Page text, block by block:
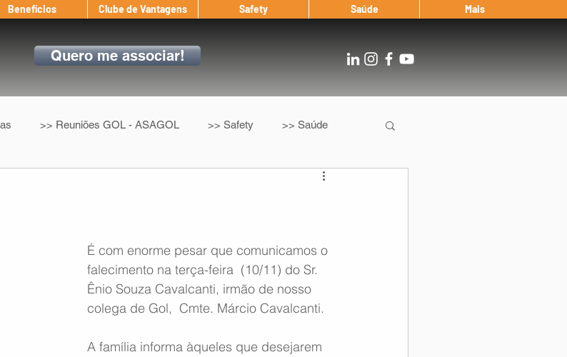
Benefícios Clube de Vantagens Safety Saúde Mais
Quero me associar!
>> Reuniões GOL - ASAGOL >> Safety >> Saúde
Coletiva After Landing
Teste ICAO Fadigômetro Notícias
É com enorme pesar que comunicamos o
falecimento na terça-feira  (10/11) do Sr.
Ênio Souza Cavalcanti, irmão de nosso
colega de Gol,  Cmte. Márcio Cavalcanti.
A família informa àqueles que desejarem